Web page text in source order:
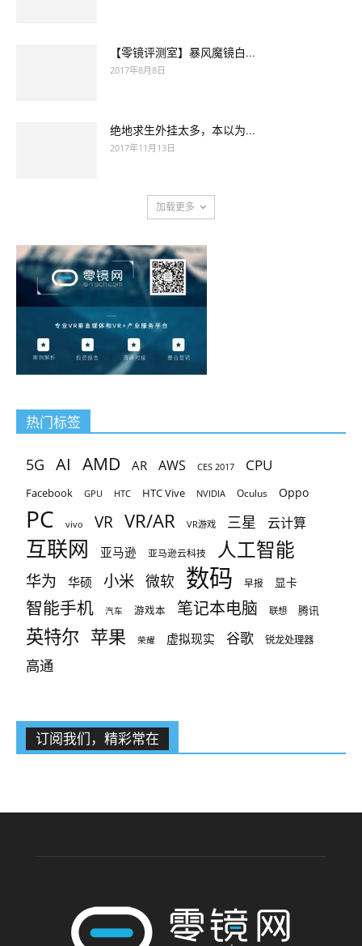
【零镜评测室】暴风魔镜白...
2017年8月8日
绝地求生外挂太多，本以为...
2017年11月13日
加载更多
热门标签
5G AI AMD AR AWS CES 2017 CPU
Facebook GPU HTC HTC Vive NVIDIA Oculus Oppo
PC vivo VR VR/AR VR游戏 三星 云计算
互联网 亚马逊 亚马逊云科技 人工智能
华为 华硕 小米 微软 数码 早报 显卡
智能手机 汽车 游戏本 笔记本电脑 联想 腾讯
英特尔 苹果 荣耀 虚拟现实 谷歌 锐龙处理器
高通
订阅我们，精彩常在